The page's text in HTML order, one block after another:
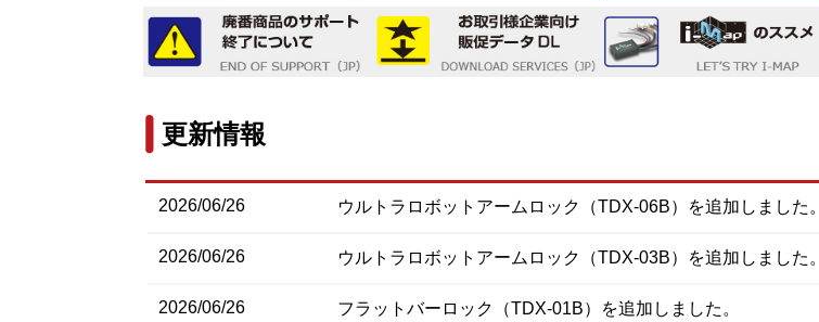
更新情報
2026/06/26 ウルトラロボットアームロック（TDX-06B）を追加しました。
2026/06/26 ウルトラロボットアームロック（TDX-03B）を追加しました。
2026/06/26 フラットバーロック（TDX-01B）を追加しました。